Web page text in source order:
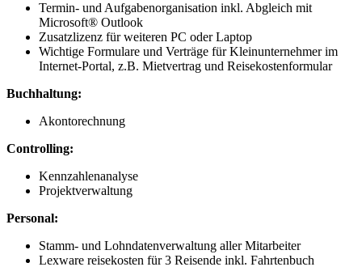
Termin- und Aufgabenorganisation inkl. Abgleich mit
Microsoft® Outlook
Zusatzlizenz für weiteren PC oder Laptop
Wichtige Formulare und Verträge für Kleinunternehmer im
Internet-Portal, z.B. Mietvertrag und Reisekostenformular
Buchhaltung:
Akontorechnung
Controlling:
Kennzahlenanalyse
Projektverwaltung
Personal:
Stamm- und Lohndatenverwaltung aller Mitarbeiter
Lexware reisekosten für 3 Reisende inkl. Fahrtenbuch